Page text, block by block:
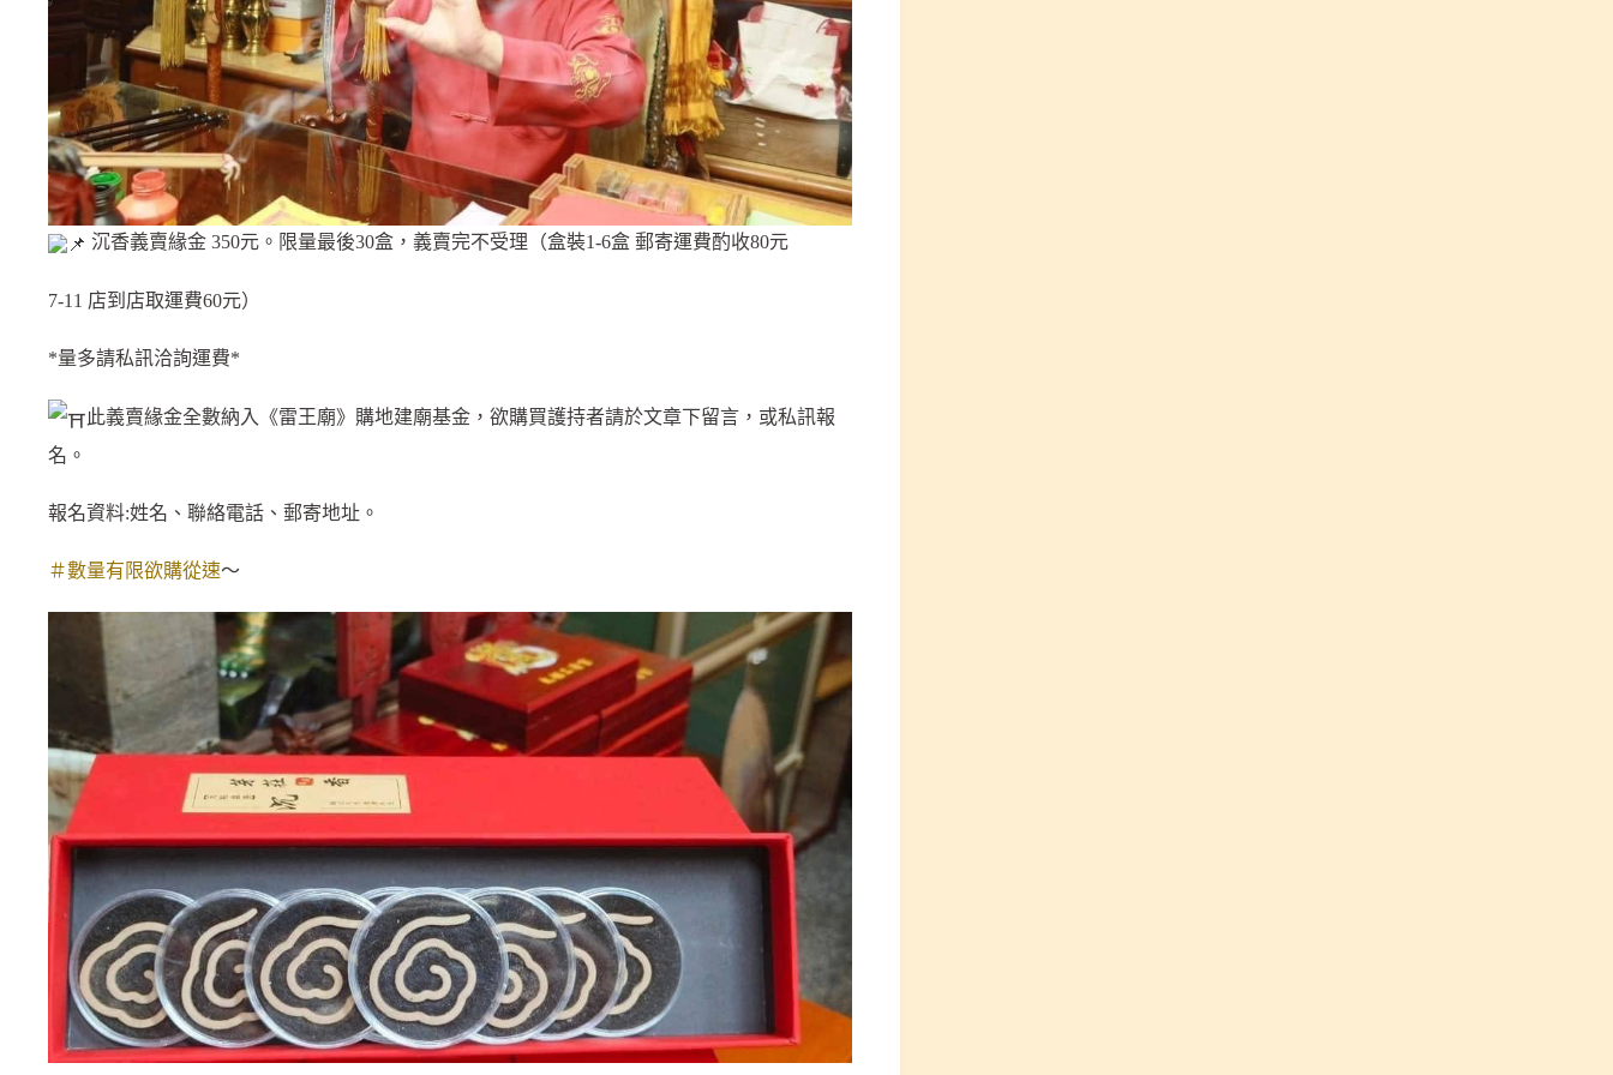
沉香義賣緣金 350元。限量最後30盒，義賣完不受理（盒裝1-6盒 郵寄運費酌收80元
7-11 店到店取運費60元）
*量多請私訊洽詢運費*
此義賣緣金全數納入《雷王廟》購地建廟基金，欲購買護持者請於文章下留言，或私訊報
名。
報名資料:姓名、聯絡電話、郵寄地址。
＃數量有限欲購從速～